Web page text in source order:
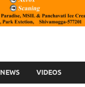
NEWS VIDEOS